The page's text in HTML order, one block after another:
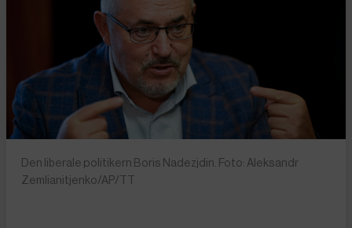
Den liberale politikern Boris Nadezjdin. Foto: Aleksandr
Zemlianitjenko/AP/TT